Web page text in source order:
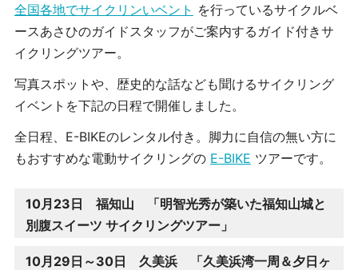
全国各地でサイクリンいベント を行っているサイクルベ
ースあさひのガイドスタッフがご案内するガイド付きサ
イクリングツアー。
写真スポットや、歴史的な話なども聞けるサイクリング
イベントを下記の日程で開催しました。
全日程、E-BIKEのレンタル付き。脚力に自信の無い方に
もおすすめな電動サイクリングの E-BIKE ツアーです。
10月23日 福知山 「明智光秀が築いた福知山城と
別腹スイーツ サイクリングツアー」
10月29日～30日 久美浜 「久美浜湾一周＆夕日ヶ